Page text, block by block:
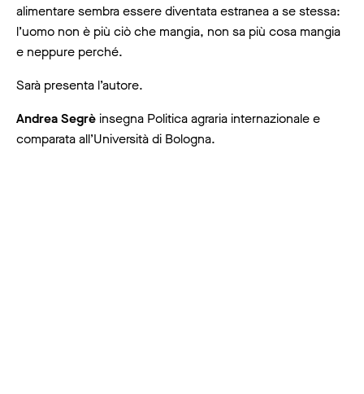
alimentare sembra essere diventata estranea a se stessa:
l’uomo non è più ciò che mangia, non sa più cosa mangia
e neppure perché.
Sarà presenta l’autore.
Andrea Segrè insegna Politica agraria internazionale e
comparata all’Università di Bologna.